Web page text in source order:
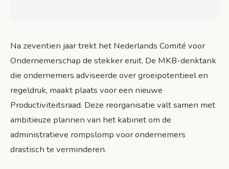
Na zeventien jaar trekt het Nederlands Comité voor
Ondernemerschap de stekker eruit. De MKB-denktank
die ondernemers adviseerde over groeipotentieel en
regeldruk, maakt plaats voor een nieuwe
Productiviteitsraad. Deze reorganisatie valt samen met
ambitieuze plannen van het kabinet om de
administratieve rompslomp voor ondernemers
drastisch te verminderen.